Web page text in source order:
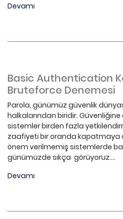
Devamı
Basic Authentication
Bruteforce Denemesi
Parola, günümüz güvenlik
halkalarından biridir.
sistemler birden fazla
zaafiyeti bir oranda kapatmaya
önem verilmemiş sistemlerde
günümüzde sıkça görüyoruz....
Devamı